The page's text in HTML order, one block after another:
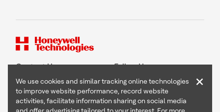
Contact Us Follow Us
We use cookies and similar tracking online technologies
to improve website performance, record website
activities, facilitate information sharing on social media
×